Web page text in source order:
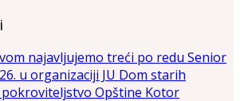
najavljujemo treći po redu Senior
u organizaciji JU Dom starih
pokroviteljstvo Opštine Kotor